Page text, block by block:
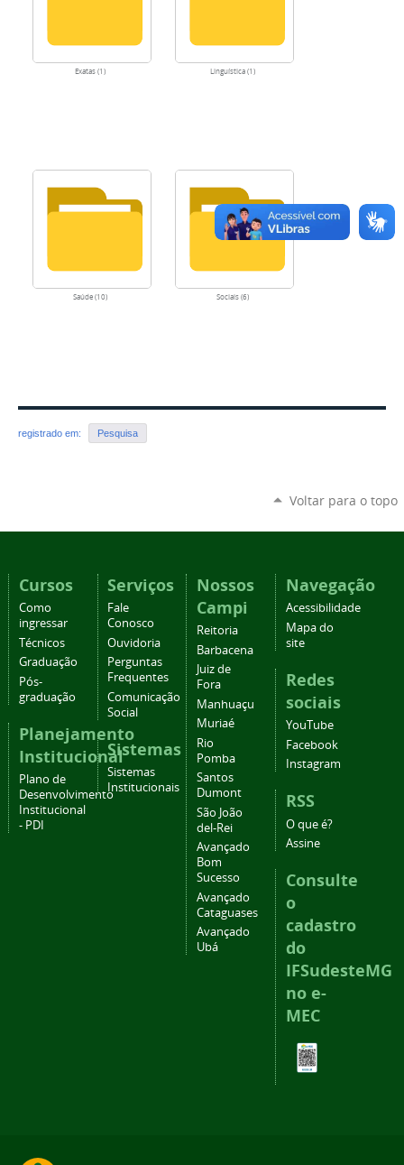
Exatas (1) Linguística (1)
Saúde (10) Sociais (6)
registrado em: Pesquisa
Voltar para o topo
Cursos
Como
ingressar
Técnicos
Graduação
Pós-
graduação
Planejamento
Institucional
Plano de
Desenvolvimento
Institucional
- PDI
Serviços
Fale
Conosco
Ouvidoria
Perguntas
Frequentes
Comunicação
Social
Sistemas
Sistemas
Institucionais
Nossos
Campi
Reitoria
Barbacena
Juiz de
Fora
Manhuaçu
Muriaé
Rio
Pomba
Santos
Dumont
São João
del-Rei
Avançado
Bom
Sucesso
Avançado
Cataguases
Avançado
Ubá
Navegação
Acessibilidade
Mapa do
site
Redes
sociais
YouTube
Facebook
Instagram
RSS
O que é?
Assine
Consulte
o
cadastro
do
IFSudesteMG
no e-
MEC